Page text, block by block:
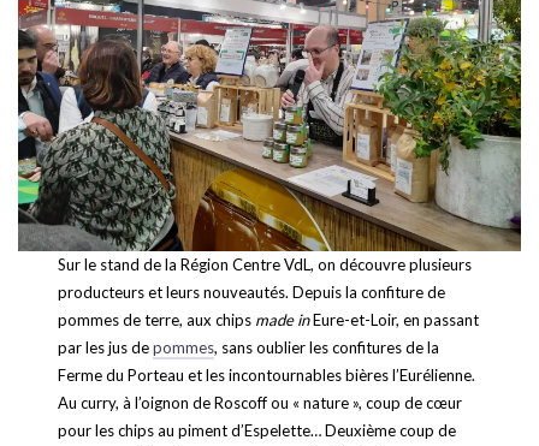
Sur le stand de la Région Centre VdL, on découvre plusieurs
producteurs et leurs nouveautés. Depuis la confiture de
pommes de terre, aux chips made inEure-et-Loir, en passant
par les jus depommes, sans oublier les confitures de la
Ferme du Porteau et les incontournables bières l’Eurélienne.
Au curry, à l’oignon de Roscoff ou « nature », coup de cœur
pour les chips au piment d’Espelette… Deuxième coup de